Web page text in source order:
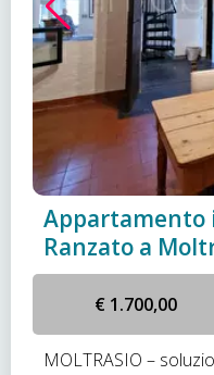
Appartamento
Ranzato a
€ 1.700,00
MOLTRASIO –